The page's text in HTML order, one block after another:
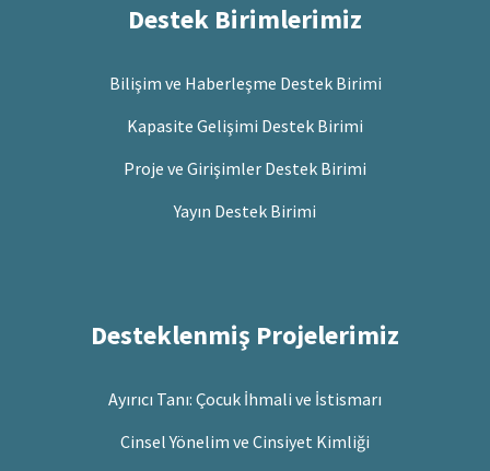
Destek Birimlerimiz
Bilişim ve Haberleşme Destek Birimi
Kapasite Gelişimi Destek Birimi
Proje ve Girişimler Destek Birimi
Yayın Destek Birimi
Desteklenmiş Projelerimiz
Ayırıcı Tanı: Çocuk İhmali ve İstismarı
Cinsel Yönelim ve Cinsiyet Kimliği